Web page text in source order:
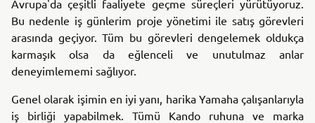
Avrupa'da çeşitli faaliyete geçme süreçleri yürütüyoruz.
Bu nedenle iş günlerim proje yönetimi ile satış görevleri
arasında geçiyor. Tüm bu görevleri dengelemek oldukça
karmaşık olsa da eğlenceli ve unutulmaz anlar
deneyimlememi sağlıyor.
Genel olarak işimin en iyi yanı, harika Yamaha çalışanlarıyla
iş birliği yapabilmek. Tümü Kando ruhuna ve marka